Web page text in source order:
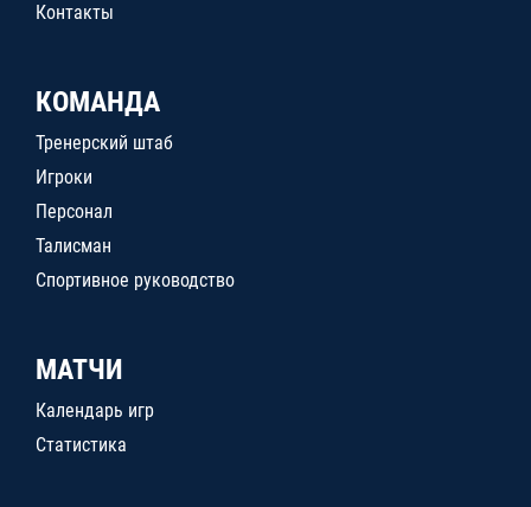
Контакты
КОМАНДА
Тренерский штаб
Игроки
Персонал
Талисман
Спортивное руководство
МАТЧИ
Календарь игр
Статистика